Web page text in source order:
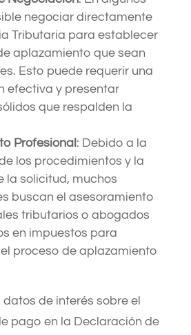
negociar directamente
Tributaria para establecer
aplazamiento que sean
Esto puede requerir una
efectiva y presentar
que respalden la
Profesional: Debido a la
los procedimientos y la
la solicitud, muchos
buscan el asesoramiento
tributarios o abogados
en impuestos para
proceso de aplazamiento
datos de interés sobre el
pago en la Declaración de